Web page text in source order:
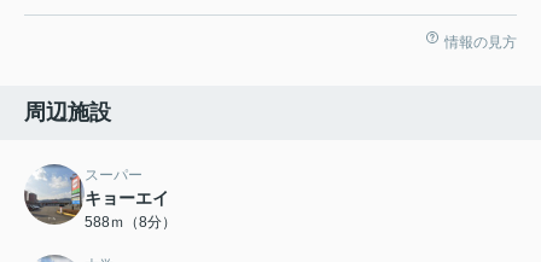
情報の見方
周辺施設
スーパー
キョーエイ
588ｍ（8分）